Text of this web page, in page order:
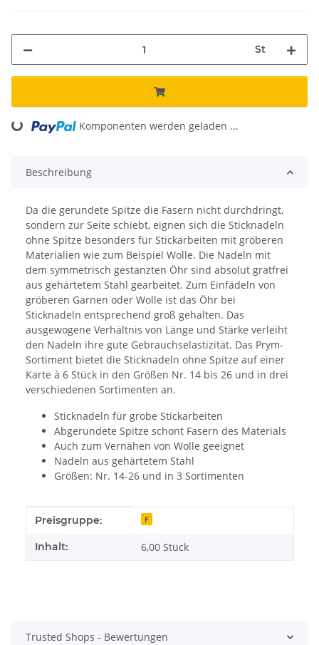
St
Loading... Komponenten werden geladen ...
Beschreibung
Da die gerundete Spitze die Fasern nicht durchdringt,
sondern zur Seite schiebt, eignen sich die Sticknadeln
ohne Spitze besonders für Stickarbeiten mit gröberen
Materialien wie zum Beispiel Wolle. Die Nadeln mit
dem symmetrisch gestanzten Öhr sind absolut gratfrei
aus gehärtetem Stahl gearbeitet. Zum Einfädeln von
gröberen Garnen oder Wolle ist das Öhr bei
Sticknadeln entsprechend groß gehalten. Das
ausgewogene Verhältnis von Länge und Stärke verleiht
den Nadeln ihre gute Gebrauchselastizität. Das Prym-
Sortiment bietet die Sticknadeln ohne Spitze auf einer
Karte à 6 Stück in den Größen Nr. 14 bis 26 und in drei
verschiedenen Sortimenten an.
Sticknadeln für grobe Stickarbeiten
Abgerundete Spitze schont Fasern des Materials
Auch zum Vernähen von Wolle geeignet
Nadeln aus gehärtetem Stahl
Größen: Nr. 14-26 und in 3 Sortimenten
Produkteigenschaft
Wert
Preisgruppe: F
Inhalt: 6,00 Stück
Trusted Shops - Bewertungen